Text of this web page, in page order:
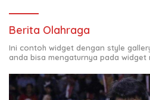
Berita Olahraga
Ini contoh widget dengan style
anda bisa mengaturnya pada widget